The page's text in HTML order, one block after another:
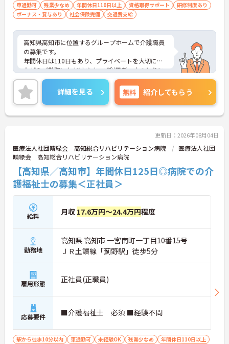
車通勤可 残業少なめ 年間休日110日以上 資格取得サポート
研修制度あり
ボーナス・賞与あり
社会保険完備 交通費支給
高知県高知市に位置するグループホームで介護職員
の募集です。
年間休日は110日もあり、プライベートを大切にし
ながらご勤務いただけます。ご利用者一人ひとりに
寄り添って、その方に合わせた介護サービスの提供
を行っていただける方を募集しています。
ご興味のある方には、面接対策ポイントなど、さら
に詳細をご案内しますのでお気軽にご相談くださ
い！
詳細を見る 無料 紹介してもらう
更新日：2026年08月04日
医療法人社団晴緑会 高知総合リハビリテーション病院
医療法人社団
晴緑会 高知総合リハビリテーション病院
【高知県／高知市】年間休日125日◎病院での介
護福祉士の募集＜正社員＞
給料 月収 17.6万円～24.4万円程度
勤務地
高知県 高知市 一宮南町一丁目10番15号
ＪＲ土讃線「薊野駅」徒歩5分
雇用形態 正社員(正職員)
応募要件 ■介護福祉士 必須 ■経験不問
駅から徒歩10分以内 車通勤可 未経験OK 残業少なめ
年間休日110日以上